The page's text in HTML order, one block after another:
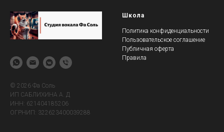
© 2026 Фа Соль
ИП САБЛИХИНА А. Д
ИНН: 621404185206
ОГРНИП: 322623400039288
Школа
Политика конфиденциальности
Пользовательское соглашение
Публичная оферта
Правила